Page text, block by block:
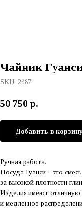
Чайник
SKU: 2487
50 750 р.
Добавить в корзину
Ручная работа.
Посуда Гуанси - это
за высокой плотности
Изделия имеют отличную
и медленное